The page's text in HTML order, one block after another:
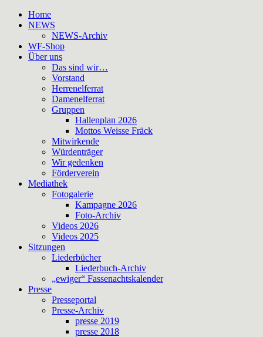
Home
NEWS
NEWS-Archiv
WF-Shop
Über uns
Das sind wir…
Vorstand
Herrenelferrat
Damenelferrat
Gruppen
Hallenplan 2026
Mottos Weisse Fräck
Mitwirkende
Würdenträger
Wir gedenken
Förderverein
Mediathek
Fotogalerie
Kampagne 2026
Foto-Archiv
Videos 2026
Videos 2025
Sitzungen
Liederbücher
Liederbuch-Archiv
„ewiger“ Fassenachtskalender
Presse
Presseportal
Presse-Archiv
presse 2019
presse 2018